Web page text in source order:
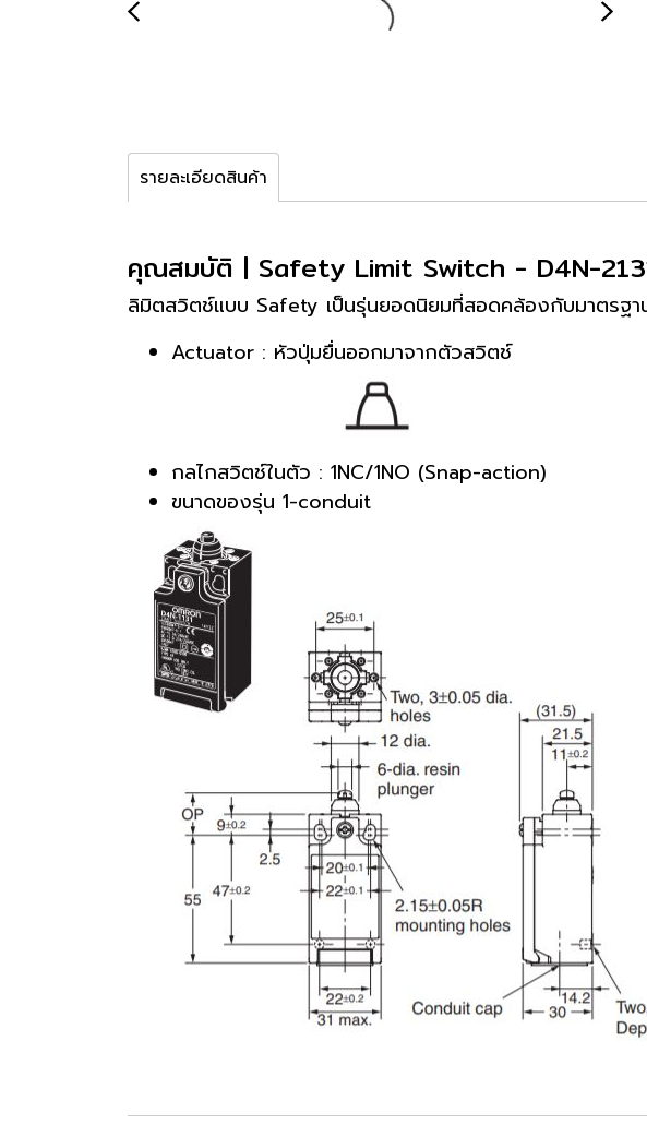
รายละเอียดสินค้า
คุณสมบัติ | Safety Limit Switch - D4N-
ลิมิตสวิตช์แบบ Safety เป็นรุ่นยอดนิยมที่สอดคล้องกับมาตร
Actuator : หัวปุ่มยื่นออกมาจากตัวสวิตช์
กลไกสวิตช์ในตัว : 1NC/1NO (Snap-action)
ขนาดของรุ่น 1-conduit